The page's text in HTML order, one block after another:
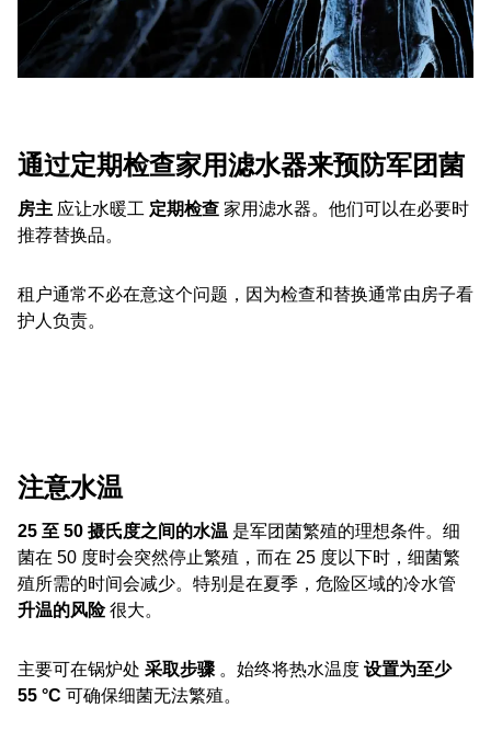
通过定期检查家用滤水器来预防军团菌
房主 应让水暖工 定期检查 家用滤水器。他们可以在必要时
推荐替换品。
租户通常不必在意这个问题，因为检查和替换通常由房子看
护人负责。
注意水温
25 至 50 摄氏度之间的水温 是军团菌繁殖的理想条件。细
菌在 50 度时会突然停止繁殖，而在 25 度以下时，细菌繁
殖所需的时间会减少。特别是在夏季，危险区域的冷水管
升温的风险很大。
主要可在锅炉处 采取步骤 。始终将热水温度 设置为至少
55 °C 可确保细菌无法繁殖。